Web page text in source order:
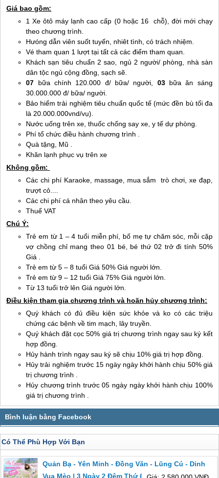
Giá bao gồm:
1 Xe ôtô máy lạnh cao cấp (0 hoặc 16 chỗ), đời mới chạy
theo chương trình.
Hưóng dẫn viên suốt tuyến, nhiêt tình, có trách nhiệm.
Vé tham quan 1 lượt tại tất cả các điểm tham quan.
Khách sạn tiêu chuẩn 2 sao, ngủ 2 người/ phòng, nhà sàn
dân tộc ngủ cộng đồng, sạch sẽ.
07 bữa chính 120.000 đ/ bữa/ người, 03bữa ăn sáng
30.000.000 đ/ bữa/ người.
Bảo hiểm trải nghiệm tiêu chuẩn quốc tế (mức đền bù tối đa
là 20.000.000vnd/vụ).
Nước uống trên xe, thuốc chống say xe, y tế dự phòng.
Phí tổ chức điều hành chương trình .
Quà tặng, Mũ .
Khăn lạnh phục vụ trên xe
Không gồm:
Các chi phí Karaoke, massage, mua sắm trò chơi, xe đạp,
trượt cỏ....
Các chi phí cá nhân theo yêu cầu.
Thuế VAT
Chú Ý:
Trẻ em từ 1 – 4 tuổi miễn phí, bố mẹ tự chăm sóc, mỗi cặp
vợ chồng chỉ mang theo 01 bé, bé thứ 02 trở đi tính 50%
Giá .
Trẻ em từ 5 – 8 tuổi Giá 50% Giá người lớn.
Trẻ em từ 9 – 12 tuổi Giá 75% Giá người lớn.
Từ 13 tuổi trở lên Giá người lớn.
Điều kiện tham gia chương trình và hoãn hủy chương trình:
Quý khách có đủ điều kiện sức khỏe và ko có các triệu
chứng các bệnh về tim mạch, lây truyền.
Quý khách đặt cọc 50% giá trị chương trình ngay sau ký kết
hợp đồng.
Hủy hành trình ngay sau ký sẽ chịu 10% giá trị hợp đồng.
Hủy trải nghiệm trước 15 ngày ngày khởi hành chịu 50% giá
trị chương trình .
Hủy chương trình trước 05 ngày ngày khởi hành chịu 100%
giá trị chương trình .
Có Thể Phù Hợp Với Bạn
Quản Bạ - Yên Minh - Đồng Văn - Lũng Cú - Dinh
Vua Mèo | 3 Ngày 2 Đêm Thứ 6 Hàng Tuần